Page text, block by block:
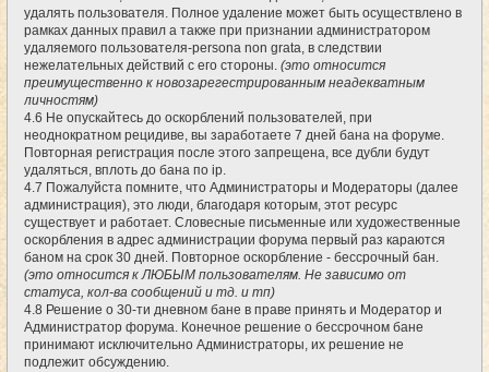
удалять пользователя. Полное удаление может быть осуществлено в
рамках данных правил а также при признании администратором
удаляемого пользователя-persona non grata, в следствии
нежелательных действий с его стороны. (это относится
преимущественно к новозарегестрированным неадекватным
личностям)
4.6 Не опускайтесь до оскорблений пользователей, при
неоднократном рецидиве, вы заработаете 7 дней бана на форуме.
Повторная регистрация после этого запрещена, все дубли будут
удаляться, вплоть до бана по ip.
4.7 Пожалуйста помните, что Администраторы и Модераторы (далее
администрация), это люди, благодаря которым, этот ресурс
существует и работает. Словесные письменные или художественные
оскорбления в адрес администрации форума первый раз караются
баном на срок 30 дней. Повторное оскорбление - бессрочный бан.
(это относится к ЛЮБЫМ пользователям. Не зависимо от
статуса, кол-ва сообщений и тд. и тп)
4.8 Решение о 30-ти дневном бане в праве принять и Модератор и
Администратор форума. Конечное решение о бессрочном бане
принимают исключительно Администраторы, их решение не
подлежит обсуждению.